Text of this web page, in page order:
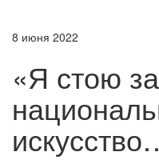
8 июня 2022
«Я стою за